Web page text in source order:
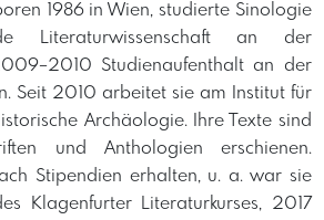
1986 in Wien, studierte Sinologie
Literaturwissenschaft an der
Studienaufenthalt an der
Seit 2010 arbeitet sie am Institut für
Archäologie. Ihre Texte sind
und Anthologien erschienen.
Stipendien erhalten, u. a. war sie
Klagenfurter Literaturkurses, 2017